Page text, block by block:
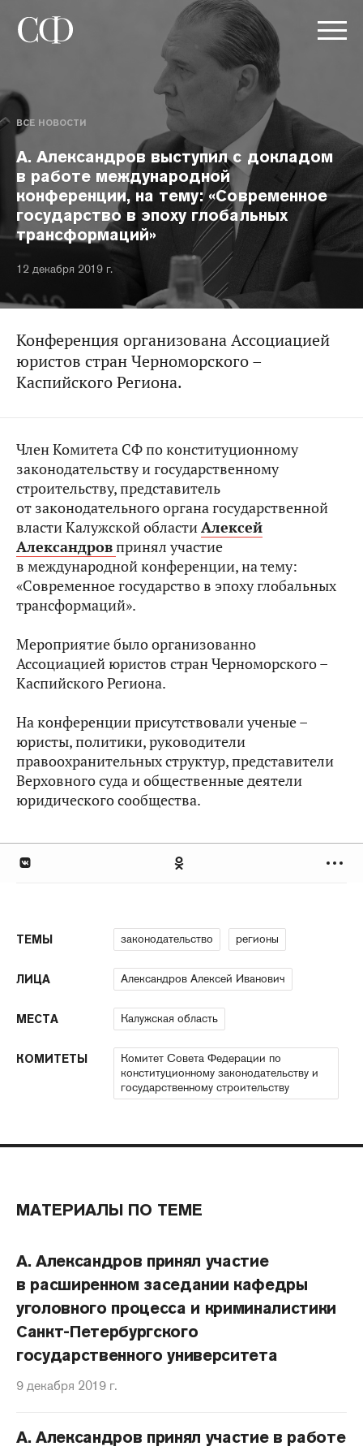
ВСЕ НОВОСТИ
А. Александров выступил с докладом
в работе международной
конференции, на тему: «Современное
государство в эпоху глобальных
трансформаций»
12 декабря 2019 г.
Конференция организована Ассоциацией
юристов стран Черноморского –
Каспийского Региона.
Член Комитета СФ по конституционному
законодательству и государственному
строительству, представитель
от законодательного органа государственной
власти Калужской областиАлексей
Александровпринял участие
в международной конференции, на тему:
«Современное государство в эпоху глобальных
трансформаций».
Мероприятие было организованно
Ассоциацией юристов стран Черноморского –
Каспийского Региона.
На конференции присутствовали ученые –
юристы, политики, руководители
правоохранительных структур, представители
Верховного суда и общественные деятели
юридического сообщества.
ТЕМЫ законодательство регионы
ЛИЦА Александров Алексей Иванович
МЕСТА Калужская область
КОМИТЕТЫ
Комитет Совета Федерации по
конституционному законодательству и
государственному строительству
МАТЕРИАЛЫ ПО ТЕМЕ
А. Александров принял участие
в расширенном заседании кафедры
уголовного процесса и криминалистики
Санкт-Петербургского
государственного университета
9 декабря 2019 г.
А. Александров принял участие в работе